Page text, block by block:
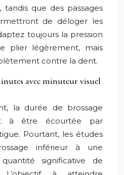
tandis que des passages
de déloger les
toujours la pression
plier légèrement, mais
contre la dent.
avec minuteur visuel
la durée de brossage
à être écourtée par
Pourtant, les études
inférieur à une
significative de